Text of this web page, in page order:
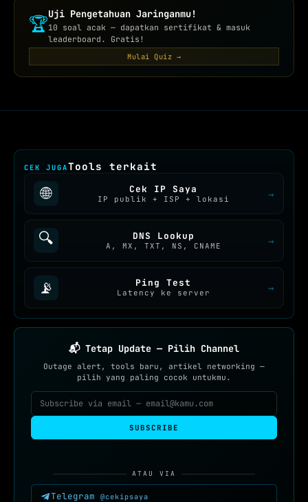
🏆Uji Pengetahuan Jaringanmu!
10 soal acak — dapatkan sertifikat & masuk
leaderboard. Gratis!
Mulai Quiz →
CEK JUGATools terkait
🌐 Cek IP Saya
IP publik + ISP + lokasi →
🔍 DNS Lookup
A, MX, TXT, NS, CNAME →
📡 Ping Test
Latency ke server →
📬 Tetap Update — Pilih Channel
Outage alert, tools baru, artikel networking —
pilih yang paling cocok untukmu.
SUBSCRIBE
ATAU VIA
Telegram @cekipsaya